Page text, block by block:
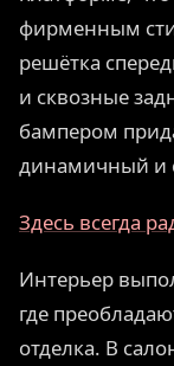
фирменным
решётка
и сквозные
бампером
динамичный и
Здесь всегда
Интерьер
где
отделка. В